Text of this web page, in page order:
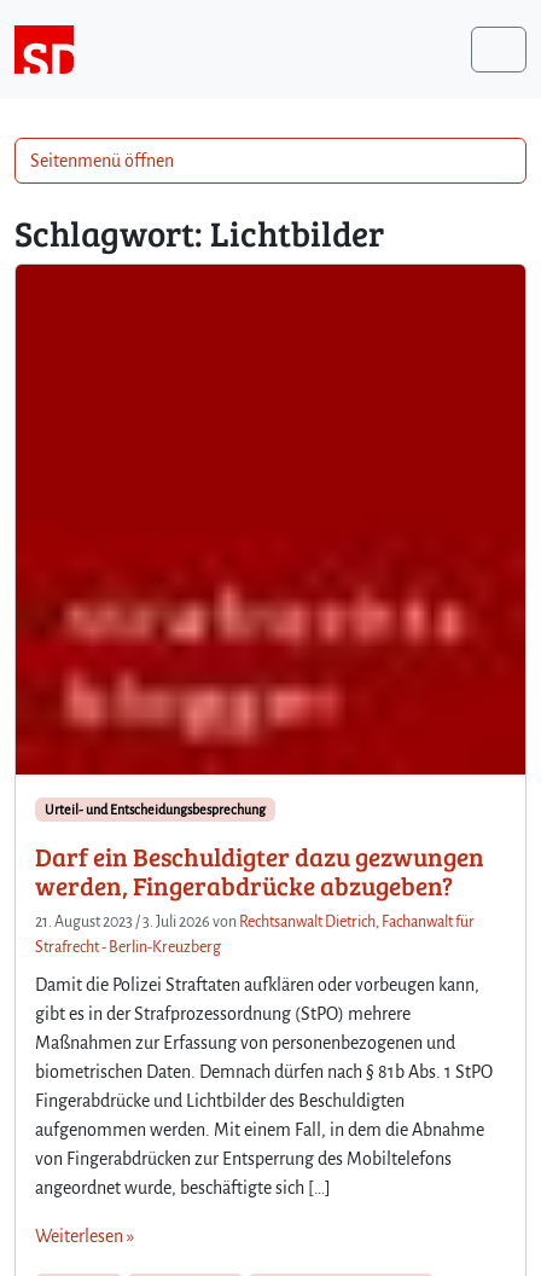
Schlagwort: Lichtbilder
Urteil- und Entscheidungsbesprechung
Darf ein Beschuldigter dazu gezwungen
werden, Fingerabdrücke abzugeben?
21. August 2023 /3. Juli 2026 von Rechtsanwalt Dietrich, Fachanwalt für
Strafrecht - Berlin-Kreuzberg
Damit die Polizei Straftaten aufklären oder vorbeugen kann,
gibt es in der Strafprozessordnung (StPO) mehrere
Maßnahmen zur Erfassung von personenbezogenen und
biometrischen Daten. Demnach dürfen nach § 81b Abs. 1 StPO
Fingerabdrücke und Lichtbilder des Beschuldigten
aufgenommen werden. Mit einem Fall, in dem die Abnahme
von Fingerabdrücken zur Entsperrung des Mobiltelefons
angeordnet wurde, beschäftigte sich […]
Weiterlesen »
Seitenmenü öffnen